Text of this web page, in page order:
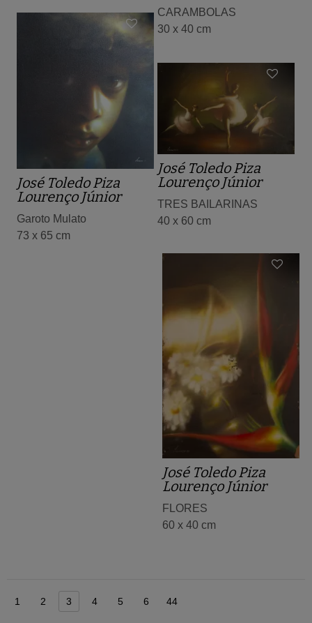
CARAMBOLAS
30 x 40 cm
José Toledo Piza
Lourenço Júnior
Garoto Mulato
73 x 65 cm
José Toledo Piza
Lourenço Júnior
TRES BAILARINAS
40 x 60 cm
José Toledo Piza
Lourenço Júnior
FLORES
60 x 40 cm
1 2 3 4 5 6 44